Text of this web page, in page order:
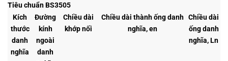
Tiêu chuẩn BS3505
Kích
thước
danh
nghĩa
Đường
kính
ngoài
danh
Chiều dài
khớp nối
Chiều dài thành ống danh
nghĩa, en
Chiều dài
ống danh
nghĩa, Ln